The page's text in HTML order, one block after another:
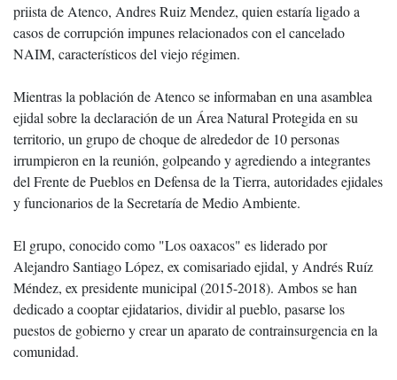
priista de Atenco, Andres Ruiz Mendez, quien estaría ligado a
casos de corrupción impunes relacionados con el cancelado
NAIM, característicos del viejo régimen.
Mientras la población de Atenco se informaban en una asamblea
ejidal sobre la declaración de un Área Natural Protegida en su
territorio, un grupo de choque de alrededor de 10 personas
irrumpieron en la reunión, golpeando y agrediendo a integrantes
del Frente de Pueblos en Defensa de la Tierra, autoridades ejidales
y funcionarios de la Secretaría de Medio Ambiente.
El grupo, conocido como "Los oaxacos" es liderado por
Alejandro Santiago López, ex comisariado ejidal, y Andrés Ruíz
Méndez, ex presidente municipal (2015-2018). Ambos se han
dedicado a cooptar ejidatarios, dividir al pueblo, pasarse los
puestos de gobierno y crear un aparato de contrainsurgencia en la
comunidad.